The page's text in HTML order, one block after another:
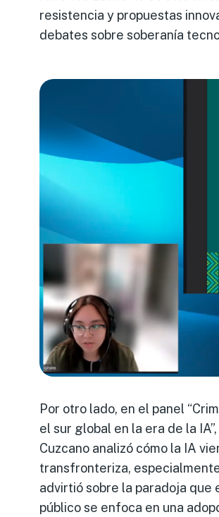
resistencia y propuestas
debates sobre soberanía
Por otro lado, en el panel
el sur global en la era de la
Cuzcano analizó cómo la IA
transfronteriza,
advirtió sobre la paradoja
público se enfoca en una